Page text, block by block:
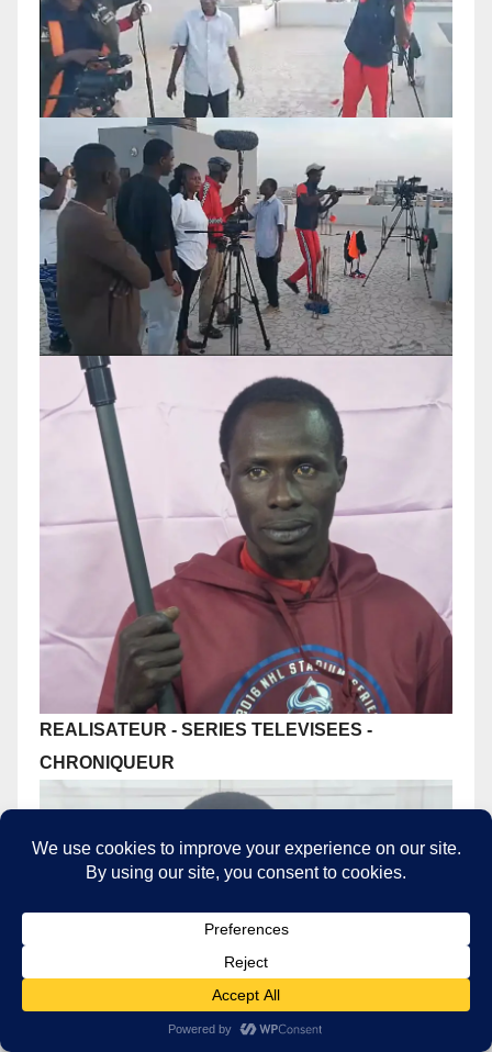
REALISATEUR - SERIES TELEVISEES -
CHRONIQUEUR